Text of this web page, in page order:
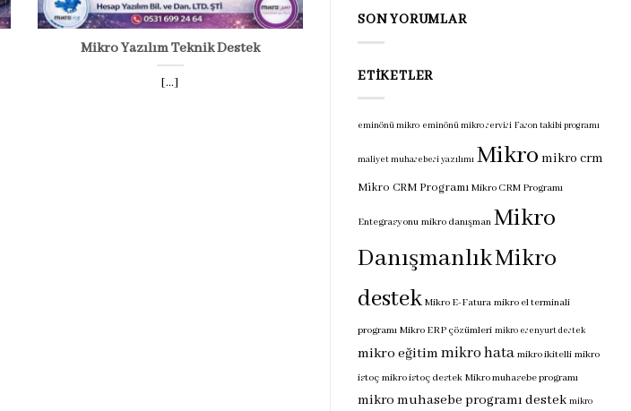
Mikro Yazılım Teknik Destek
[...]
için
SON YORUMLAR
ETIKETLER
eminönü mikro eminönü mikro servisi Fason takibi programı
maliyet muhasebesi yazılımı Mikro mikro crm
Mikro CRM Programı Mikro CRM Programı
Entegrasyonu mikro danışman Mikro
DanışmanlıkMikro
destek Mikro E-Fatura mikro el terminali
programı Mikro ERP çözümleri mikro esenyurt destek
mikro eğitimmikro hata mikro ikitelli mikro
istoç mikro istoç destek Mikro muhasebe programı
mikro muhasebe programı destek mikro